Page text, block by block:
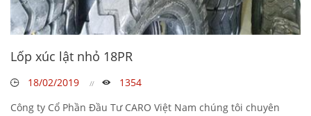
Lốp xúc lật nhỏ 18PR
18/02/2019
1354
Công ty Cổ Phần Đầu Tư CARO Việt Nam chúng tôi chuyên